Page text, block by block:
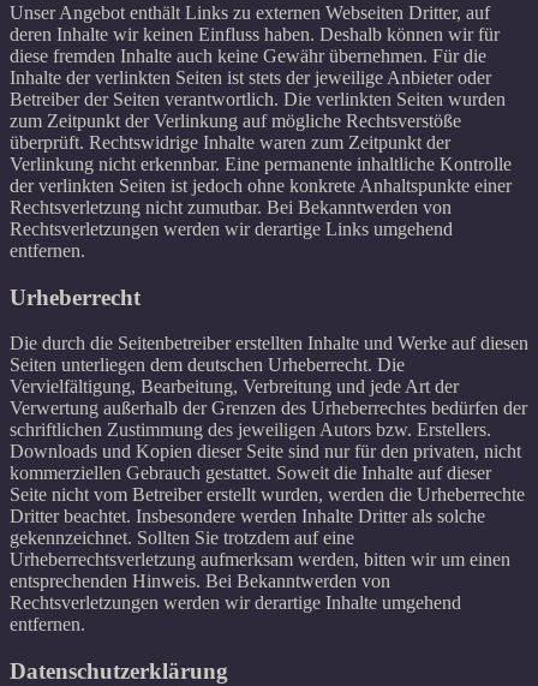
Unser Angebot enthält Links zu externen Webseiten Dritter, auf
deren Inhalte wir keinen Einfluss haben. Deshalb können wir für
diese fremden Inhalte auch keine Gewähr übernehmen. Für die
Inhalte der verlinkten Seiten ist stets der jeweilige Anbieter oder
Betreiber der Seiten verantwortlich. Die verlinkten Seiten wurden
zum Zeitpunkt der Verlinkung auf mögliche Rechtsverstöße
überprüft. Rechtswidrige Inhalte waren zum Zeitpunkt der
Verlinkung nicht erkennbar. Eine permanente inhaltliche Kontrolle
der verlinkten Seiten ist jedoch ohne konkrete Anhaltspunkte einer
Rechtsverletzung nicht zumutbar. Bei Bekanntwerden von
Rechtsverletzungen werden wir derartige Links umgehend
entfernen.
Urheberrecht
Die durch die Seitenbetreiber erstellten Inhalte und Werke auf diesen
Seiten unterliegen dem deutschen Urheberrecht. Die
Vervielfältigung, Bearbeitung, Verbreitung und jede Art der
Verwertung außerhalb der Grenzen des Urheberrechtes bedürfen der
schriftlichen Zustimmung des jeweiligen Autors bzw. Erstellers.
Downloads und Kopien dieser Seite sind nur für den privaten, nicht
kommerziellen Gebrauch gestattet. Soweit die Inhalte auf dieser
Seite nicht vom Betreiber erstellt wurden, werden die Urheberrechte
Dritter beachtet. Insbesondere werden Inhalte Dritter als solche
gekennzeichnet. Sollten Sie trotzdem auf eine
Urheberrechtsverletzung aufmerksam werden, bitten wir um einen
entsprechenden Hinweis. Bei Bekanntwerden von
Rechtsverletzungen werden wir derartige Inhalte umgehend
entfernen.
Datenschutzerklärung